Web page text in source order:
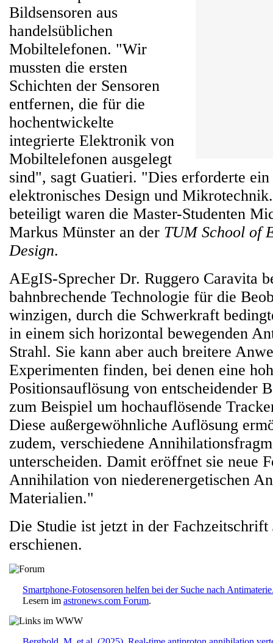
Bildsensoren aus
handelsüblichen
Mobiltelefonen. "Wir
mussten die ersten
Schichten der Sensoren
entfernen, die für die
hochentwickelte
integrierte Elektronik von
Mobiltelefonen ausgelegt
sind", sagt Guatieri. "Dies erforderte
elektronisches Design und
beteiligt waren die Master-Studenten
Markus Münster an der TUM School of
Design.
AEgIS-Sprecher Dr. Ruggero Caravita
bahnbrechende Technologie für die
winzigen, durch die Schwerkraft
in einem sich horizontal bewegenden
Strahl. Sie kann aber auch breitere
Experimenten finden, bei denen eine
Positionsauflösung von entscheidender
zum Beispiel um hochauflösende
Diese außergewöhnliche Auflösung
zudem, verschiedene
unterscheiden. Damit eröffnet sie neue
Annihilation von niederenergetischen
Materialien."
Die Studie ist jetzt in der Fachzeitschrift
erschienen.
Smartphone-Fotosensoren helfen bei der Suche nach
Lesern im astronews.com Forum.